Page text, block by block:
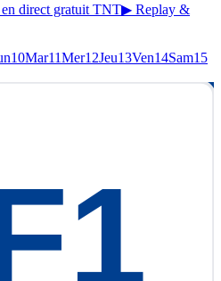
direct gratuit TNT▶ Replay &
10Mar11Mer12Jeu13Ven14Sam15